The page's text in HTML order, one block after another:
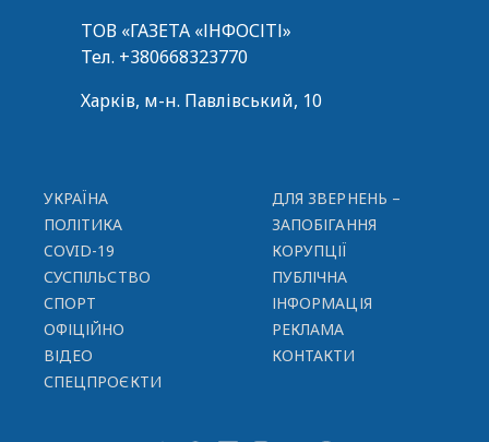
ТОВ «ГАЗЕТА «ІНФОСІТІ»
Тел. +380668323770
Харків, м-н. Павлівський, 10
УКРАЇНА
ПОЛІТИКА
COVID-19
СУСПІЛЬСТВО
СПОРТ
ОФІЦІЙНО
ВІДЕО
СПЕЦПРОЄКТИ
ДЛЯ ЗВЕРНЕНЬ –
ЗАПОБІГАННЯ
КОРУПЦІЇ
ПУБЛІЧНА
ІНФОРМАЦІЯ
РЕКЛАМА
КОНТАКТИ